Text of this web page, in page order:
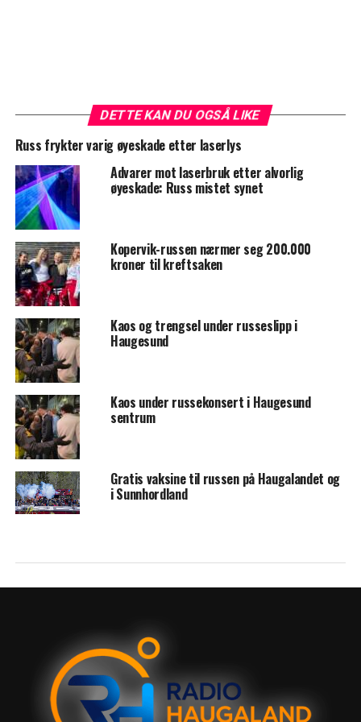
DETTE KAN DU OGSÅ LIKE
Russ frykter varig øyeskade etter laserlys
Advarer mot laserbruk etter alvorlig
øyeskade: Russ mistet synet
Kopervik-russen nærmer seg 200.000
kroner til kreftsaken
Kaos og trengsel under russeslipp i
Haugesund
Kaos under russekonsert i Haugesund
sentrum
Gratis vaksine til russen på Haugalandet og
i Sunnhordland